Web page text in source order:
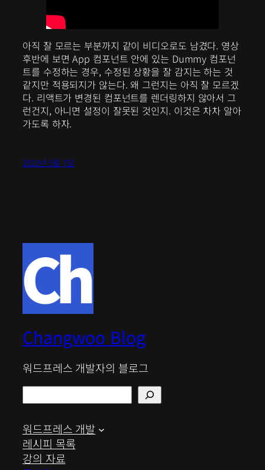
아직 잘 모르는 부분까지 같이 비디오로도 남겼다. 영상
후반에 보면 App 컴포넌트 안에 있는 Dummy 컴포넌
트를 수정하는 경우, 수정된 상황을 잘 감지는 하는 것
같지만 적용되지가 않는다. 왜 그런지는 아직 잘 모르겠
다. 리액트가 변경된 컴포넌트를 렌더링하지 않아서 그
런건지, 아니면 설정이 잘못된 것인지. 이것은 차차 알아
가도록 하자.
2022년 5월 7일
Changwoo Blog
워드프레스 개발자의 블로그
색
워드프레스 개발
레시피 목록
강의 자료